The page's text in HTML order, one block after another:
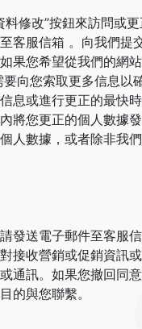
修改”按鈕來訪問
客服信箱 。向我們
果您希望從我們的
向您索取更多信息
息或進行更正的最快
將您更正的個人數據
人數據，或者除非我
發送電子郵件至客服
接收營銷或促銷資訊
通訊。如果您撤回同
的與您聯繫。